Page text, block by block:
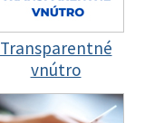
Transparentné
vnútro